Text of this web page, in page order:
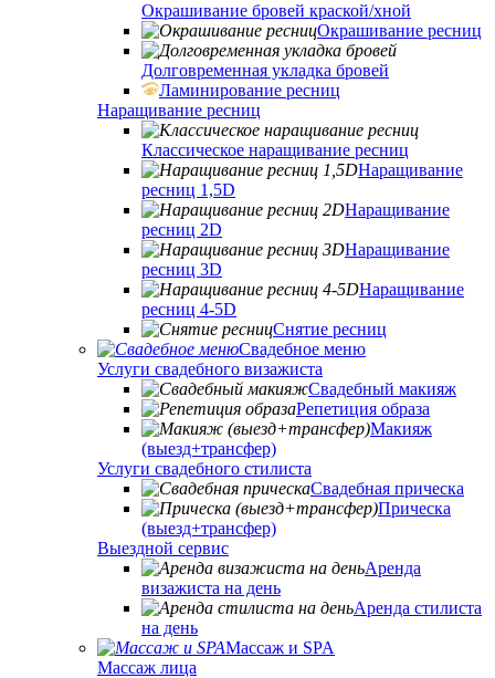
Окрашивание бровей краской/хной
Окрашивание ресниц
Долговременная укладка бровей
Ламинирование ресниц
Наращивание ресниц
Классическое наращивание ресниц
Наращивание
ресниц 1,5D
Наращивание
ресниц 2D
Наращивание
ресниц 3D
Наращивание
ресниц 4-5D
Снятие ресниц
Свадебное меню
Услуги свадебного визажиста
Свадебный макияж
Репетиция образа
Макияж
(выезд+трансфер)
Услуги свадебного стилиста
Свадебная прическа
Прическа
(выезд+трансфер)
Выездной сервис
Аренда
визажиста на день
Аренда стилиста
на день
Массаж и SPA
Массаж лица